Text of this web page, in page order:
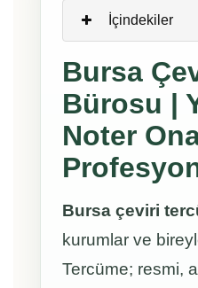
İçindekiler
Bursa
Bürosu |
Noter
Bursa çeviri
kurumlar ve
Tercüme; resmi,